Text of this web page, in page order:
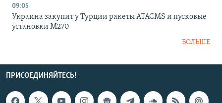
09:05
Украина закупит у Турции ракеты ATACMS и пусковые
установки M270
БОЛЬШЕ
ПРИСОЕДИНЯЙТЕСЬ!